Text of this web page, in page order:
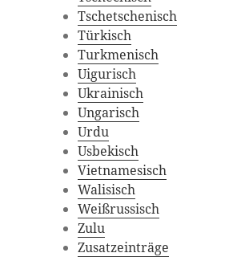
Tschetschenisch
Türkisch
Turkmenisch
Uigurisch
Ukrainisch
Ungarisch
Urdu
Usbekisch
Vietnamesisch
Walisisch
Weißrussisch
Zulu
Zusatzeinträge